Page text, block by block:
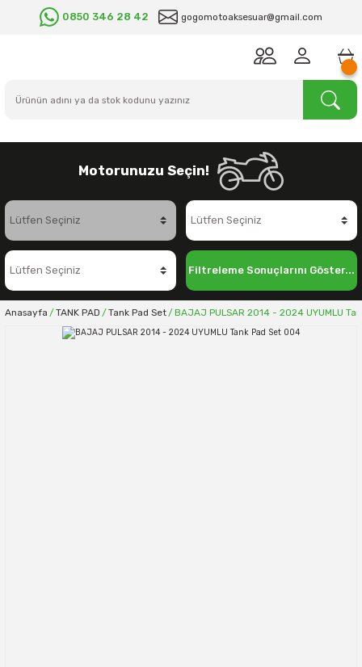
0850 346 28 42 gogomotoaksesuar@gmail.com
Motorunuzu Seçin!
Filtreleme Sonuçlarını Göster...
Anasayfa TANK PAD Tank Pad Set BAJAJ PULSAR 2014 - 2024 UYUMLU